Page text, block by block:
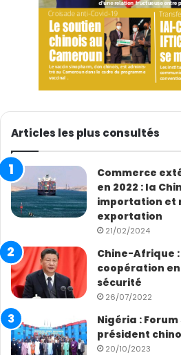
Articles les plus consultés
Commerce
en 2022 : la
importation et
exportation
21/02/2024
Chine-Afrique
coopération
sécurité
26/07/2022
Nigéria :
président
20/10/2023